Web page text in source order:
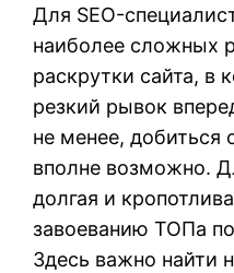
Для SEO-
наиболее сложных
раскрутки сайта, в
резкий рывок
не менее, добиться
вполне возможно.
долгая и
завоеванию ТОПа
Здесь важно найти